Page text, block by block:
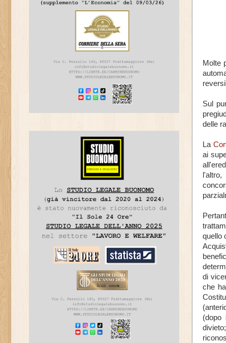
Molte
Sul
delle
La
ai
quello
di
che
(dopo